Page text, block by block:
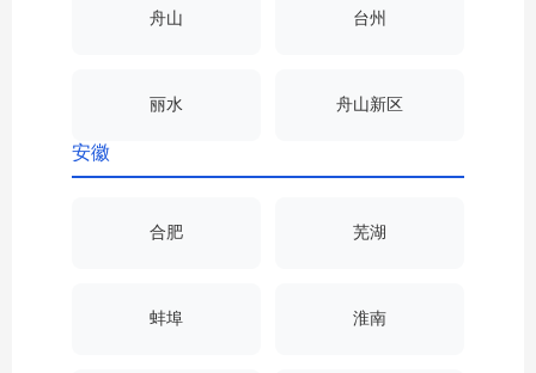
舟山 台州
丽水 舟山新区
安徽
合肥 芜湖
蚌埠 淮南